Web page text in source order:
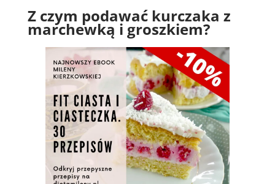
Z czym podawać kurczaka z
marchewką i groszkiem?